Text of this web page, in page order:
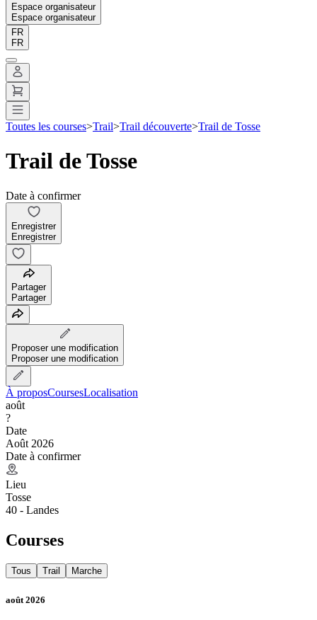
Espace organisateur
Espace organisateur
FR
FR
Toutes les courses>Trail>Trail découverte>Trail de Tosse
Trail de Tosse
Date à confirmer
Enregistrer
Enregistrer
Partager
Partager
Proposer une modification
Proposer une modification
À proposCoursesLocalisation
août
?
Date
Août 2026
Date à confirmer
Lieu
Tosse
40 - Landes
Courses
Tous Trail Marche
août 2026